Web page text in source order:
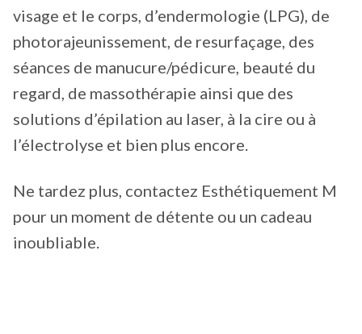
visage et le corps, d’endermologie (LPG), de
photorajeunissement, de resurfaçage, des
séances de manucure/pédicure, beauté du
regard, de massothérapie ainsi que des
solutions d’épilation au laser, à la cire ou à
l’électrolyse et bien plus encore.
Ne tardez plus, contactez Esthétiquement M
pour un moment de détente ou un cadeau
inoubliable.